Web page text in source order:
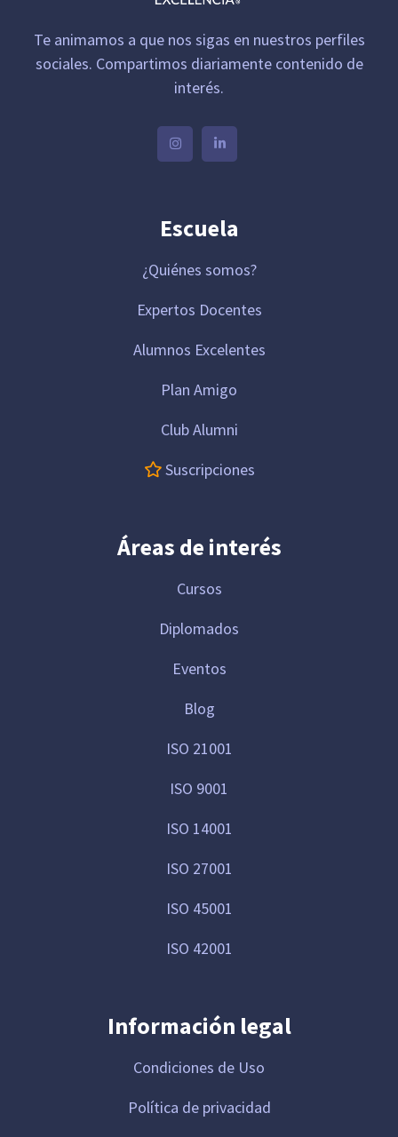
Te animamos a que nos sigas en nuestros perfiles
sociales. Compartimos diariamente contenido de
interés.
Escuela
¿Quiénes somos?
Expertos Docentes
Alumnos Excelentes
Plan Amigo
Club Alumni
Suscripciones
Áreas de interés
Cursos
Diplomados
Eventos
Blog
ISO 21001
ISO 9001
ISO 14001
ISO 27001
ISO 45001
ISO 42001
Información legal
Condiciones de Uso
Política de privacidad